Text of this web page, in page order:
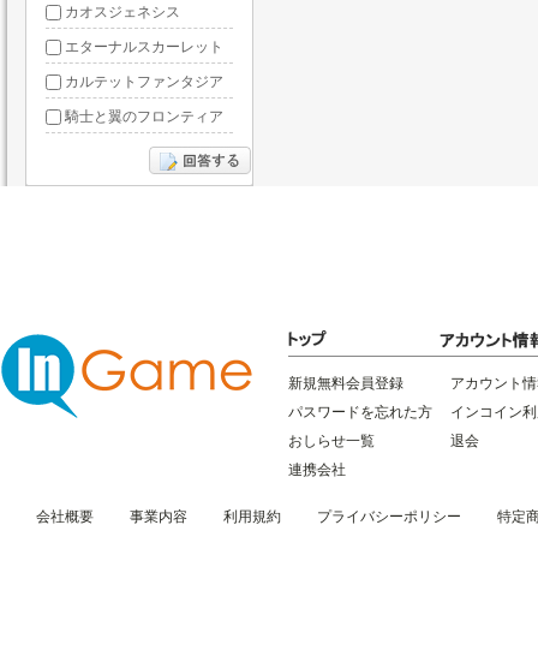
カオスジェネシス
エターナルスカーレット
カルテットファンタジア
騎士と翼のフロンティア
ドラグーン・ナイツ
ぶっ飛び三国
新規無料会員登録
パスワードを忘れた方
おしらせ一覧
連携会社
アカウント
インコイン
退会
会社概要 事業内容 利用規約 プライバシーポリシー 特定